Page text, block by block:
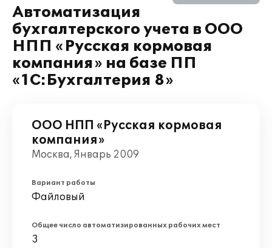
Автоматизация
бухгалтерского учета в ООО
НПП «Русская кормовая
компания» на базе ПП
«1С:Бухгалтерия 8»
ООО НПП «Русская кормовая
компания»
Москва, Январь 2009
Вариант работы
Файловый
Общее число автоматизированных рабочих мест
3